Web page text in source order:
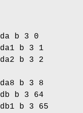
b 3 0
b 3 1
b 3 2
b 3 8
b 3 64
b 3 65